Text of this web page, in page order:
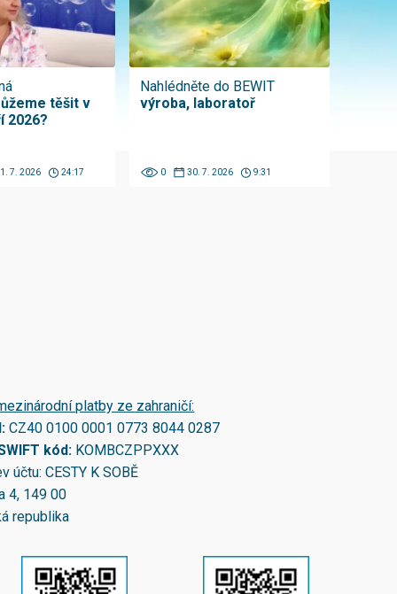
těšit v
2026?
7. 2026 24:17
Nahlédněte do BEWIT
výroba, laboratoř
0 30. 7. 2026 9:31
platby ze zahraničí:
CZ40 0100 0001 0773 8044 0287
kód: KOMBCZPPXXX
účtu: CESTY K SOBĚ
4, 149 00
republika